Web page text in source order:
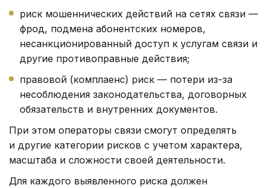
риск мошеннических действий на сетях связи —
фрод, подмена абонентских номеров,
несанкционированный доступ к услугам связи и
другие противоправные действия;
правовой (комплаенс) риск — потери из-за
несоблюдения законодательства, договорных
обязательств и внутренних документов.
При этом операторы связи смогут определять
и другие категории рисков с учетом характера,
масштаба и сложности своей деятельности.
Для каждого выявленного риска должен